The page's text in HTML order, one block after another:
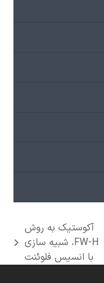
next
post:
آکوستیک به روش
FW-H، شبیه سازی
با انسیس فلوئنت